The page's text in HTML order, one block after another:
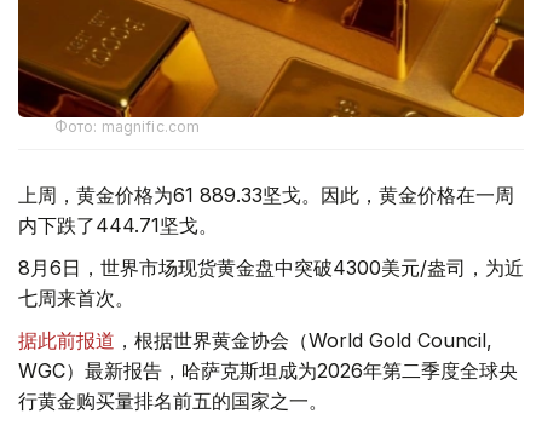
Фото: magnific.com
上周，黄金价格为61 889.33坚戈。因此，黄金价格在一周
内下跌了444.71坚戈。
8月6日，世界市场现货黄金盘中突破4300美元/盎司，为近
七周来首次。
据此前报道 ，根据世界黄金协会（World Gold Council,
WGC）最新报告，哈萨克斯坦成为2026年第二季度全球央
行黄金购买量排名前五的国家之一。